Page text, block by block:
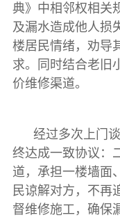
典》中相邻权相关
及漏水造成他人损
楼居民情绪，劝导
求。同时结合老旧
价维修渠道。
经过多次上门
终达成一致协议：
道，承担一楼墙面
民谅解对方，不再
督维修施工，确保